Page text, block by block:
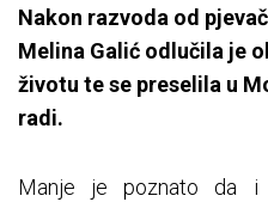
Nakon razvoda od
Melina Galić odlučila je
životu te se preselila u
radi.
Manje je poznato da i